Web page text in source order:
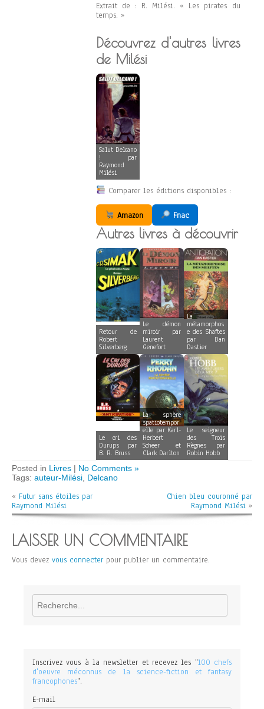
Extrait de : R. Milési. « Les pirates du
temps. »
Découvrez d'autres livres
de Milési
Salut Delcano
! par
Raymond
Milési
Comparer les éditions disponibles :
Amazon Fnac
Autres livres à découvrir
Retour de
Robert
Silverberg
Le démon
miroir par
Laurent
Genefort
La
métamorphos
e des Shaftes
par Dan
Dastier
Le cri des
Durups par
B. R. Bruss
La sphère
spatiotempor
elle par Karl-
Herbert
Scheer et
Clark Darlton
Le seigneur
des Trois
Règnes par
Robin Hobb
Posted in Livres | No Comments »
Tags: auteur-Milési, Delcano
« Futur sans étoiles par
Raymond Milési
Chien bleu couronné par
Raymond Milési »
LAISSER UN COMMENTAIRE
Vous devez vous connecter pour publier un commentaire.
Rechercher
Inscrivez vous à la newsletter et recevez les "100 chefs
d'oeuvre méconnus de la science-fiction et fantasy
francophones".
E-mail